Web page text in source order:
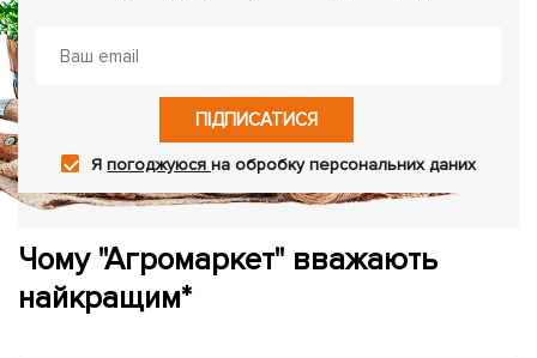
ПІДПИСАТИСЯ
Япогоджуюсяна обробку персональних даних
Чому "Агромаркет" вважають
найкращим*